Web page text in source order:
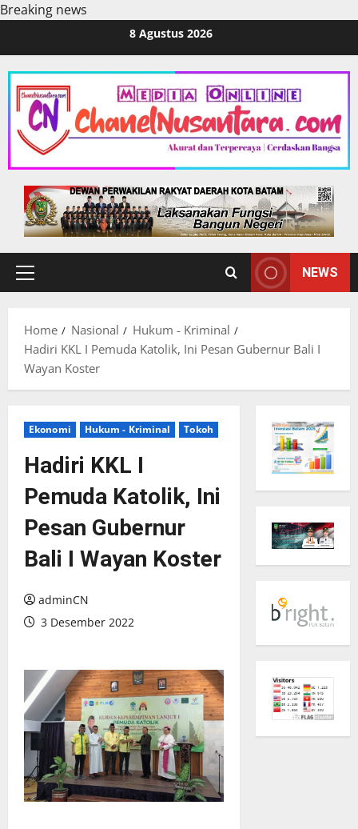
Breaking news
content
8 Agustus 2026
Primary
NEWS
Home Nasional
Hukum - Kriminal
Hadiri KKL I Pemuda Katolik, Ini Pesan Gubernur Bali I
Wayan Koster
Ekonomi Hukum - Kriminal Tokoh
Hadiri KKL I
Pemuda Katolik, Ini
Pesan Gubernur
Bali I Wayan Koster
adminCN
3 Desember 2022